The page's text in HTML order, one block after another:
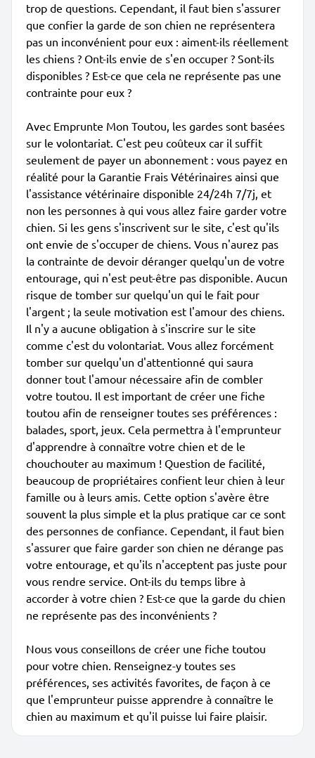
trop de questions. Cependant, il faut bien s'assurer
que confier la garde de son chien ne représentera
pas un inconvénient pour eux : aiment-ils réellement
les chiens ? Ont-ils envie de s'en occuper ? Sont-ils
disponibles ? Est-ce que cela ne représente pas une
contrainte pour eux ?
Avec Emprunte Mon Toutou, les gardes sont basées
sur le volontariat. C'est peu coûteux car il suffit
seulement de payer un abonnement : vous payez en
réalité pour la Garantie Frais Vétérinaires ainsi que
l'assistance vétérinaire disponible 24/24h 7/7j, et
non les personnes à qui vous allez faire garder votre
chien. Si les gens s'inscrivent sur le site, c'est qu'ils
ont envie de s'occuper de chiens. Vous n'aurez pas
la contrainte de devoir déranger quelqu'un de votre
entourage, qui n'est peut-être pas disponible. Aucun
risque de tomber sur quelqu'un qui le fait pour
l'argent ; la seule motivation est l'amour des chiens.
Il n'y a aucune obligation à s'inscrire sur le site
comme c'est du volontariat. Vous allez forcément
tomber sur quelqu'un d'attentionné qui saura
donner tout l'amour nécessaire afin de combler
votre toutou. Il est important de créer une fiche
toutou afin de renseigner toutes ses préférences :
balades, sport, jeux. Cela permettra à l'emprunteur
d'apprendre à connaître votre chien et de le
chouchouter au maximum ! Question de facilité,
beaucoup de propriétaires confient leur chien à leur
famille ou à leurs amis. Cette option s'avère être
souvent la plus simple et la plus pratique car ce sont
des personnes de confiance. Cependant, il faut bien
s'assurer que faire garder son chien ne dérange pas
votre entourage, et qu'ils n'acceptent pas juste pour
vous rendre service. Ont-ils du temps libre à
accorder à votre chien ? Est-ce que la garde du chien
ne représente pas des inconvénients ?
Nous vous conseillons de créer une fiche toutou
pour votre chien. Renseignez-y toutes ses
préférences, ses activités favorites, de façon à ce
que l'emprunteur puisse apprendre à connaître le
chien au maximum et qu'il puisse lui faire plaisir.